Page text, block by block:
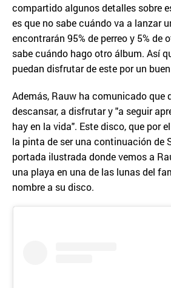
compartido algunos detalles sobre
es que no sabe cuándo va a lanzar
encontrarán 95% de perreo y 5% de
sabe cuándo hago otro álbum. Así
puedan disfrutar de este por un
Además, Rauw ha comunicado que
descansar, a disfrutar y "a seguir
hay en la vida". Este disco, que por
la pinta de ser una continuación de
portada ilustrada donde vemos a
una playa en una de las lunas del
nombre a su disco.